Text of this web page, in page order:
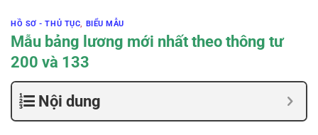
HỒ SƠ - THỦ TỤC, BIỂU MẪU
Mẫu bảng lương mới nhất theo thông tư
200 và 133
Nội dung